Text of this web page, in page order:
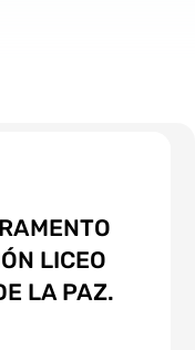
LICEO
LA PAZ.